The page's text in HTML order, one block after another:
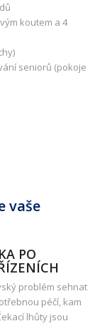
koutem a 4
seniorů (pokoje
vaše
PO
problém sehnat
péčí, kam
lhůty jsou